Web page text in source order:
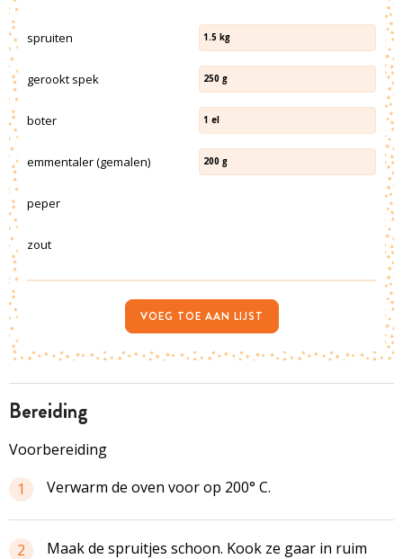
bereiding
Voorbereiding
1
Verwarm de oven voor op 200° C.
2
Maak de spruitjes schoon. Kook ze gaar in ruim
spruiten 1.5 kg
gerookt spek 250 g
boter 1 el
emmentaler (gemalen) 200 g
peper
zout
VOEG TOE AAN LIJST